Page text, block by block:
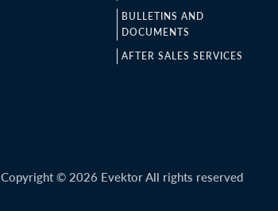
BULLETINS AND
DOCUMENTS
AFTER SALES SERVICES
Copyright © 2026 Evektor All rights reserved